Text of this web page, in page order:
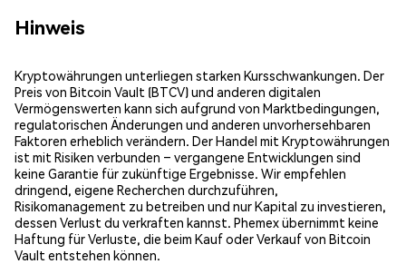
Hinweis
Kryptowährungen unterliegen starken Kursschwankungen. Der
Preis von Bitcoin Vault (BTCV) und anderen digitalen
Vermögenswerten kann sich aufgrund von Marktbedingungen,
regulatorischen Änderungen und anderen unvorhersehbaren
Faktoren erheblich verändern. Der Handel mit Kryptowährungen
ist mit Risiken verbunden – vergangene Entwicklungen sind
keine Garantie für zukünftige Ergebnisse. Wir empfehlen
dringend, eigene Recherchen durchzuführen,
Risikomanagement zu betreiben und nur Kapital zu investieren,
dessen Verlust du verkraften kannst. Phemex übernimmt keine
Haftung für Verluste, die beim Kauf oder Verkauf von Bitcoin
Vault entstehen können.